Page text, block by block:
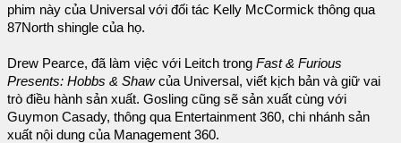
phim này của Universal với đối tác Kelly McCormick thông qua
87North shingle của họ.
Drew Pearce, đã làm việc với Leitch trong Fast & Furious
Presents: Hobbs & Shawcủa Universal, viết kịch bản và giữ vai
trò điều hành sản xuất. Gosling cũng sẽ sản xuất cùng với
Guymon Casady, thông qua Entertainment 360, chi nhánh sản
xuất nội dung của Management 360.